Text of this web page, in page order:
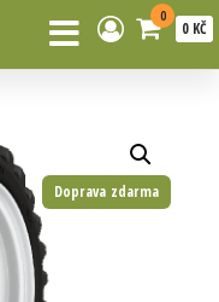
0
0 KČ
Doprava zdarma